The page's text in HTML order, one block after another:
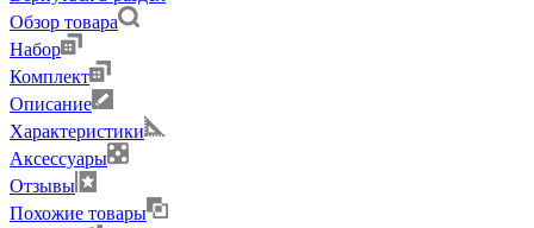
Обзор товара
Набор
Комплект
Описание
Характеристики
Аксессуары
Отзывы
Похожие товары